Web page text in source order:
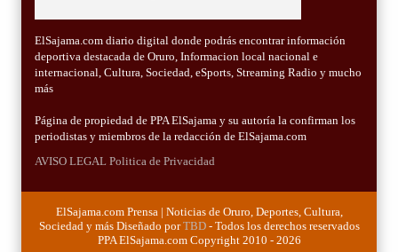
ElSajama.com diario digital donde podrás encontrar información
deportiva destacada de Oruro, Informacion local nacional e
internacional, Cultura, Sociedad, eSports, Streaming Radio y mucho
más
Página de propiedad de PPA ElSajama y su autoría la confirman los
periodistas y miembros de la redacción de ElSajama.com
AVISO LEGAL Politica de Privacidad
ElSajama.com Prensa | Noticias de Oruro, Deportes, Cultura,
Sociedad y más Diseñado porTBD- Todos los derechos reservados
PPA ElSajama.com Copyright 2010 - 2026